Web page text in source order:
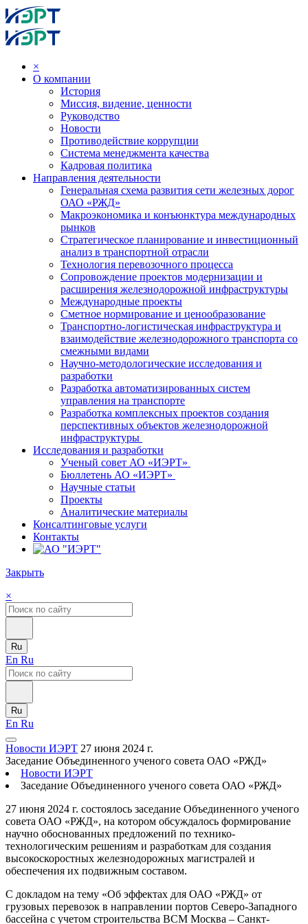
×
О компании
История
Миссия, видение, ценности
Руководство
Новости
Противодействие коррупции
Система менеджмента качества
Кадровая политика
Направления деятельности
Генеральная схема развития сети железных дорог
ОАО «РЖД»
Макроэкономика и конъюнктура международных
рынков
Стратегическое планирование и инвестиционный
анализ в транспортной отрасли
Технология перевозочного процесса
Сопровождение проектов модернизации и
расширения железнодорожной инфраструктуры
Международные проекты
Сметное нормирование и ценообразование
Транспортно-логистическая инфраструктура и
взаимодействие железнодорожного транспорта со
смежными видами
Научно-методологические исследования и
разработки
Разработка автоматизированных систем
управления на транспорте
Разработка комплексных проектов создания
перспективных объектов железнодорожной
инфраструктуры
Исследования и разработки
Ученый совет АО «ИЭРТ»
Бюллетень АО «ИЭРТ»
Научные статьи
Проекты
Аналитические материалы
Консалтинговые услуги
Контакты
Закрыть
×
Ru
En Ru
Ru
En Ru
Новости ИЭРТ 27 июня 2024 г.
Заседание Объединенного ученого совета ОАО «РЖД»
Новости ИЭРТ
Заседание Объединенного ученого совета ОАО «РЖД»
27 июня 2024 г. состоялось заседание Объединенного ученого
совета ОАО «РЖД», на котором обсуждалось формирование
научно обоснованных предложений по технико-
технологическим решениям и разработкам для создания
высокоскоростных железнодорожных магистралей и
обеспечения их подвижным составом.
С докладом на тему «Об эффектах для ОАО «РЖД» от
грузовых перевозок в направлении портов Северо-Западного
бассейна с учетом строительства ВСМ Москва – Санкт-